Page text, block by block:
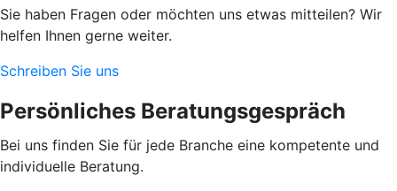
Sie haben Fragen oder möchten uns etwas mitteilen? Wir
helfen Ihnen gerne weiter.
Schreiben Sie uns
Persönliches Beratungsgespräch
Bei uns finden Sie für jede Branche eine kompetente und
individuelle Beratung.